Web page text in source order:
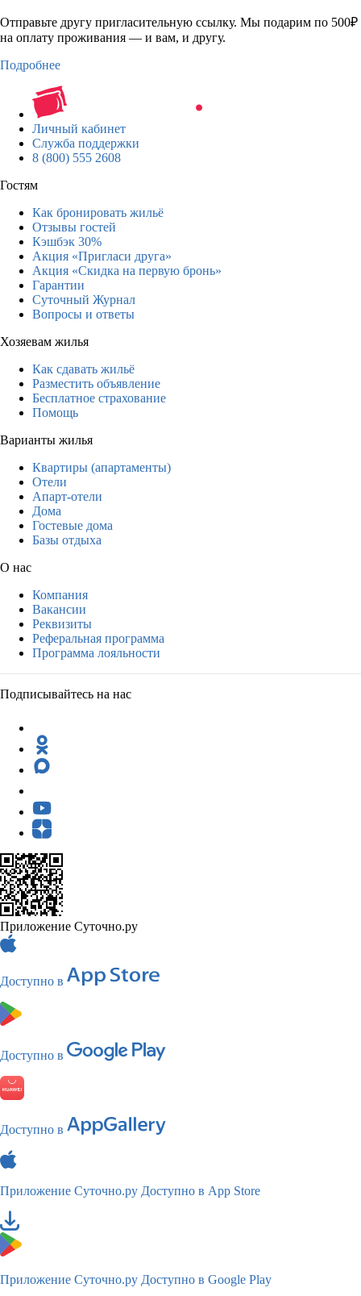
Отправьте другу пригласительную ссылку. Мы подарим по 500₽
на оплату проживания — и вам, и другу.
Подробнее
Личный кабинет
Служба поддержки
8 (800) 555 2608
Гостям
Как бронировать жильё
Отзывы гостей
Кэшбэк 30%
Акция «Пригласи друга»
Акция «Скидка на первую бронь»
Гарантии
Суточный Журнал
Вопросы и ответы
Хозяевам жилья
Как сдавать жильё
Разместить объявление
Бесплатное страхование
Помощь
Варианты жилья
Квартиры (апартаменты)
Отели
Апарт-отели
Дома
Гостевые дома
Базы отдыха
О нас
Компания
Вакансии
Реквизиты
Реферальная программа
Программа лояльности
Подписывайтесь на нас
Приложение Суточно.ру
Доступно в
Доступно в
Доступно в
Приложение Суточно.ру Доступно в App Store
Приложение Суточно.ру Доступно в Google Play